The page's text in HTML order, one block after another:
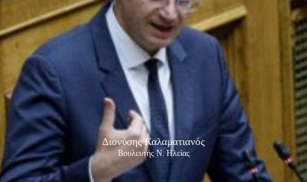
Διονύσης Καλαματιανός
Βουλευτής Ν. Ηλείας